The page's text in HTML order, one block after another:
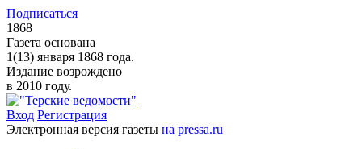
Подписаться
1868
Газета основана
1(13) января 1868 года.
Издание возрождено
в 2010 году.
Вход Регистрация
Электронная версия газеты на pressa.ru